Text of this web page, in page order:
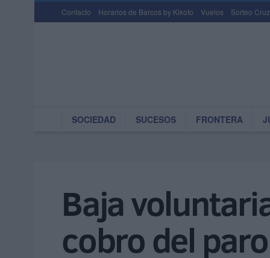
Contacto Horarios de Barcos by Kikoto Vuelos Sorteo
SOCIEDAD SUCESOS FRONTERA
Baja
cobro del paro